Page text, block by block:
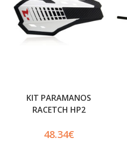
KIT PARAMANOS
RACETCH HP2
48.34€